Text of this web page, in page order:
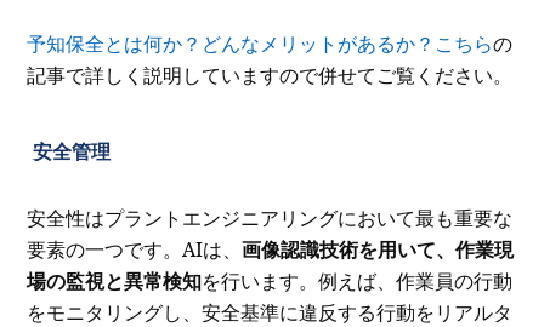
予知保全とは何か？どんなメリットがあるか？こちらの
記事で詳しく説明していますので併せてご覧ください。
安全管理
安全性はプラントエンジニアリングにおいて最も重要な
要素の一つです。AIは、画像認識技術を用いて、作業現
場の監視と異常検知を行います。例えば、作業員の行動
をモニタリングし、安全基準に違反する行動をリアルタ